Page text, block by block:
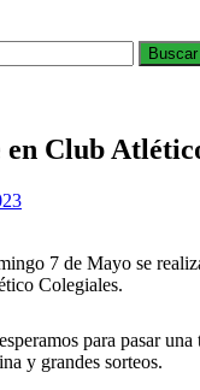
Club
7 de Mayo se
Colegiales.
para pasar
y grandes sorteos.